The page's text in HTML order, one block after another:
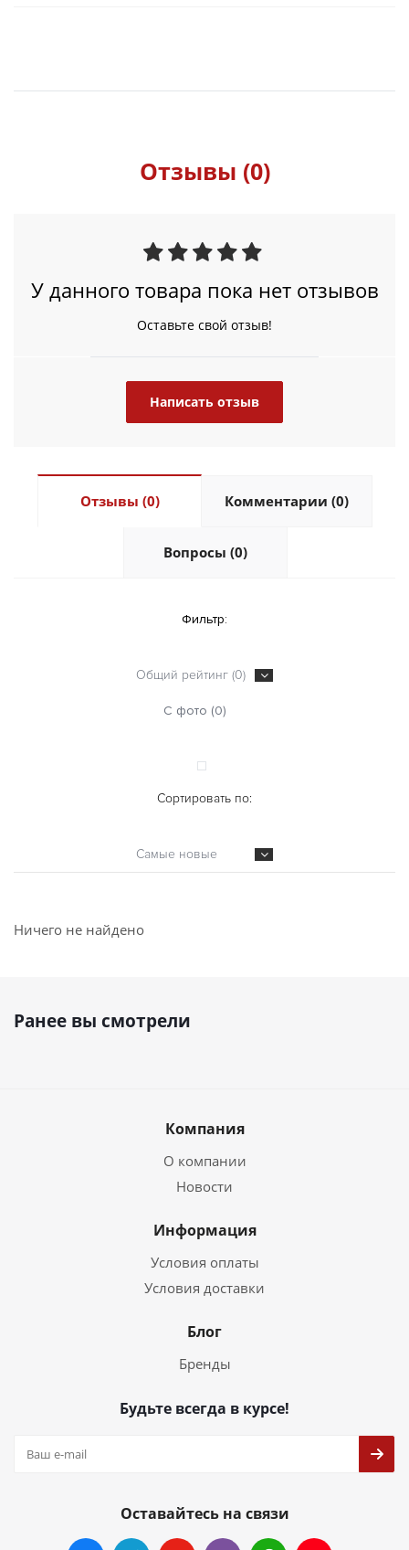
Отзывы (0)
У данного товара пока нет отзывов
Оставьте свой отзыв!
Написать отзыв
Отзывы (0) Комментарии (0)
Вопросы (0)
Фильтр:
Общий рейтинг (0)
С фото (0)
Сортировать по:
Самые новые
Ничего не найдено
Ранее вы смотрели
Компания
О компании
Новости
Информация
Условия оплаты
Условия доставки
Блог
Бренды
Будьте всегда в курсе!
Оставайтесь на связи